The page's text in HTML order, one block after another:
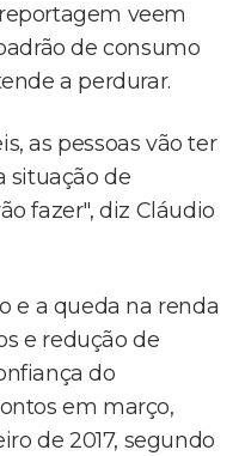
veem
de consumo
a perdurar.
as pessoas vão ter
situação de
fazer", diz Cláudio
e a queda na renda
e redução de
do
em março,
de 2017, segundo